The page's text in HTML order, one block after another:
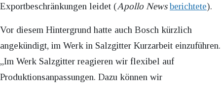
Exportbeschränkungen leidet (Apollo News berichtete).
Vor diesem Hintergrund hatte auch Bosch kürzlich
angekündigt, im Werk in Salzgitter Kurzarbeit einzuführen.
„Im Werk Salzgitter reagieren wir flexibel auf
Produktionsanpassungen. Dazu können wir